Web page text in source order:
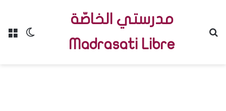
Menu
مدرستي الخاصّة
Madrasati Libre